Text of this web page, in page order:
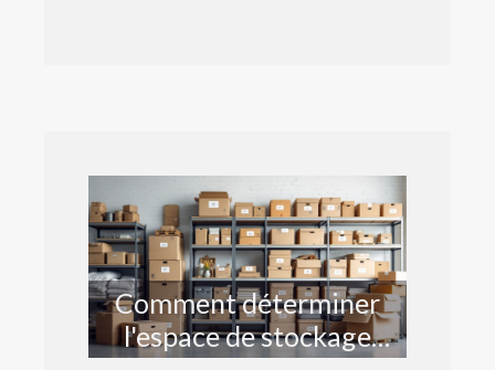
Comment déterminer
l'espace de stockage